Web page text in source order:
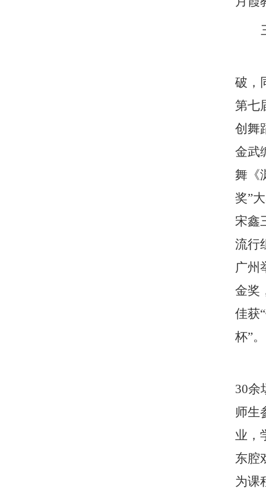
破，
第七
创舞
金武
舞《
奖”
宋鑫
流行
广州
金奖
佳获
杯”。
30余
师生
业，
东腔
为课